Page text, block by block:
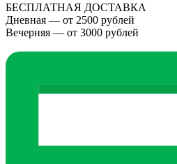
БЕСПЛАТНАЯ ДОСТАВКА
Дневная — от 2500 рублей
Вечерняя — от 3000 рублей